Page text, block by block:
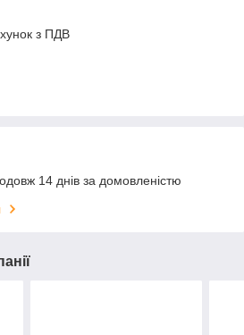
з ПДВ
14 днів за домовленістю